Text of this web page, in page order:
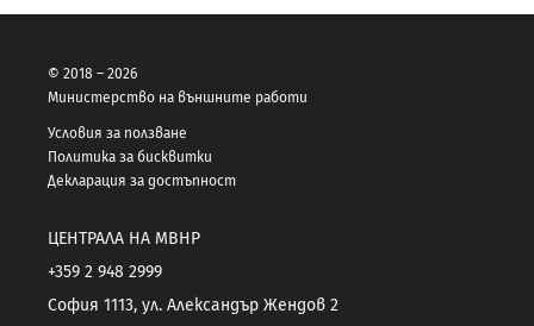
© 2018 – 2026
Министерство на външните работи
Условия за ползване
Политика за бисквитки
Декларация за достъпност
ЦЕНТРАЛА НА МВНР
+359 2 948 2999
София 1113, ул. Александър Жендов 2